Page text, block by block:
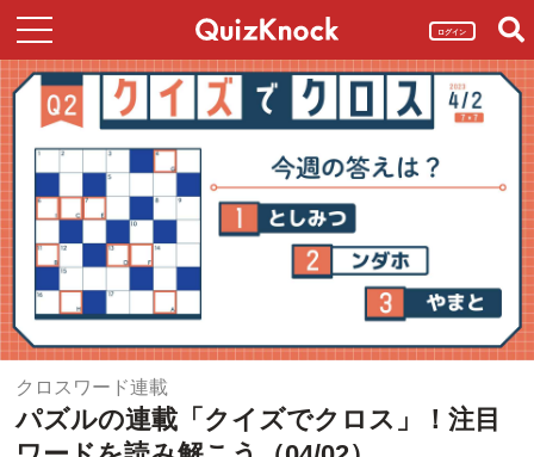
ログイン
クロスワード連載
パズルの連載「クイズでクロス」！注目